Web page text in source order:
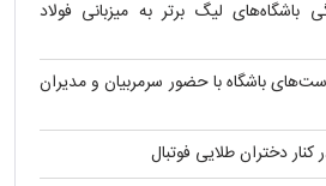
لیگ برتر به میزبانی فولاد
باشگاه با حضور سرمربیان و مدیران
دختران طلایی فوتبال